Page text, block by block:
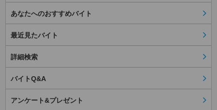
あなたへのおすすめバイト
最近見たバイト
詳細検索
バイトQ&A
アンケート&プレゼント